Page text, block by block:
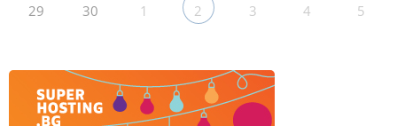
29 30 1 2 3 4 5